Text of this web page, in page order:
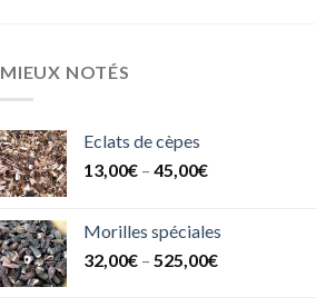
MIEUX NOTÉS
Eclats de cèpes
13,00€ – 45,00€
Morilles spéciales
32,00€ – 525,00€